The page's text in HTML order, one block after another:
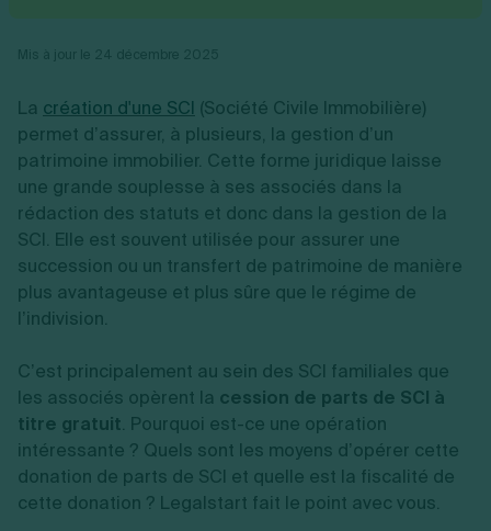
Transport
Autres
Ressources
Simulateur de choix de forme juridique
Calcul de charges sociales
Estimation du coût de création
Calcul d'éligibilité à l'ACRE
Vérification de la disponibilité du nom d'entreprise
Création d'entreprise
Gérer son entreprise
Gestion comptable
Approbation des comptes
Dépôt de marque
Recherche d'antériorité
Protection des créations
Confidentialité de l'adresse du dirigeant
Fermer son entreprise
Mise en sommeil
Dissolution-liquidation
Dépôt de bilan
Toutes les modifications
Conseil/finance
Vente en ligne
Services aux entreprises
Construction/travaux
Restauration
Commerce
Transport
Autres
Par fonctionnalité
Logiciel de comptabilité
Gestion des achats
Gestion de la trésorerie
Bilans et déclarations fiscales
Par besoin
Fiches SCI
Fiches auto-entrepreneur
Fiches association
Toutes les fiches sur la création
Autres démarches
Gestion d’entreprise
Fermeture d’entreprise
Exercice d’un métier
Recouvrement de factures
Sélection de fiches pratiques
Ouvrir sa société
Création d'entreprise
Création de micro-entreprise
Devenir auto entrepreneur
Création d'EURL
La création d'une SCI (Société Civile Immobilière)
permet d’assurer, à plusieurs, la gestion d’un
patrimoine immobilier. Cette forme juridique laisse
une grande souplesse à ses associés dans la
rédaction des statuts et donc dans la gestion de la
SCI. Elle est souvent utilisée pour assurer une
succession ou un transfert de patrimoine de manière
plus avantageuse et plus sûre que le régime de
l’indivision.
C’est principalement au sein des SCI familiales que
les associés opèrent la cession de parts de SCI à
titre gratuit. Pourquoi est-ce une opération
intéressante ? Quels sont les moyens d’opérer cette
donation de parts de SCI et quelle est la fiscalité de
cette donation ? Legalstart fait le point avec vous.